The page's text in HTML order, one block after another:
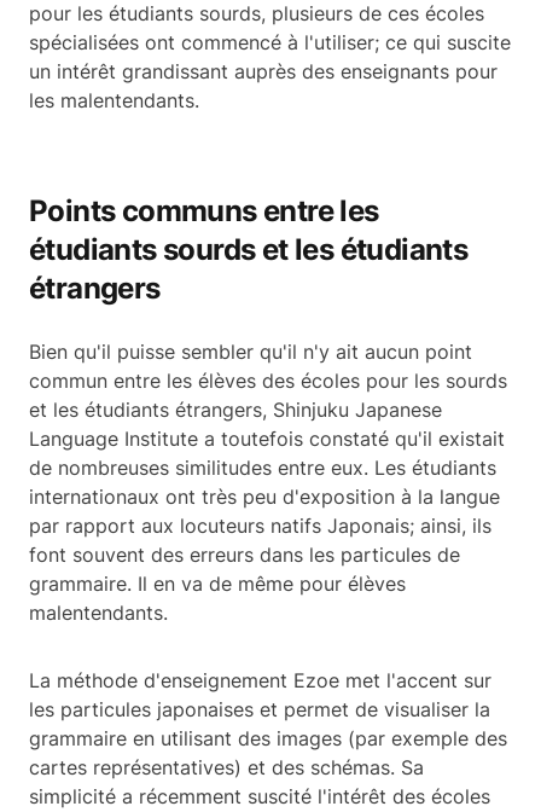
pour les étudiants sourds, plusieurs de ces écoles
spécialisées ont commencé à l'utiliser; ce qui suscite
un intérêt grandissant auprès des enseignants pour
les malentendants.
Points communs entre les
étudiants sourds et les étudiants
étrangers
Bien qu'il puisse sembler qu'il n'y ait aucun point
commun entre les élèves des écoles pour les sourds
et les étudiants étrangers, Shinjuku Japanese
Language Institute a toutefois constaté qu'il existait
de nombreuses similitudes entre eux. Les étudiants
internationaux ont très peu d'exposition à la langue
par rapport aux locuteurs natifs Japonais; ainsi, ils
font souvent des erreurs dans les particules de
grammaire. Il en va de même pour élèves
malentendants.
La méthode d'enseignement Ezoe met l'accent sur
les particules japonaises et permet de visualiser la
grammaire en utilisant des images (par exemple des
cartes représentatives) et des schémas. Sa
simplicité a récemment suscité l'intérêt des écoles